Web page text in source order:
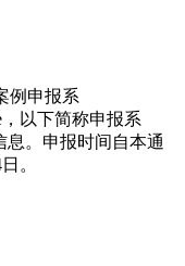
例申报系
，以下简称申报系
。申报时间自本通
。